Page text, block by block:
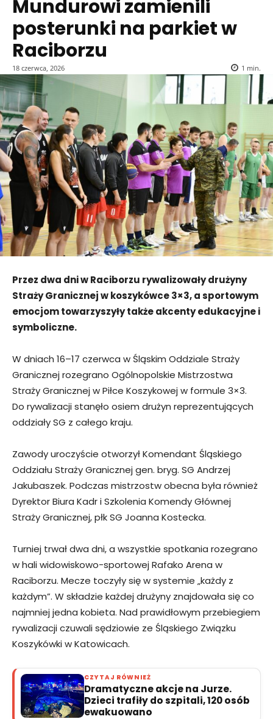
Mundurowi zamienili
posterunki na parkiet w
Raciborzu
18 czerwca, 2026 1 min.
Przez dwa dni w Raciborzu rywalizowały drużyny
Straży Granicznej w koszykówce 3×3, a sportowym
emocjom towarzyszyły także akcenty edukacyjne i
symboliczne.
W dniach 16–17 czerwca w Śląskim Oddziale Straży
Granicznej rozegrano Ogólnopolskie Mistrzostwa
Straży Granicznej w Piłce Koszykowej w formule 3×3.
Do rywalizacji stanęło osiem drużyn reprezentujących
oddziały SG z całego kraju.
Zawody uroczyście otworzył Komendant Śląskiego
Oddziału Straży Granicznej gen. bryg. SG Andrzej
Jakubaszek. Podczas mistrzostw obecna była również
Dyrektor Biura Kadr i Szkolenia Komendy Głównej
Straży Granicznej, płk SG Joanna Kostecka.
Turniej trwał dwa dni, a wszystkie spotkania rozegrano
w hali widowiskowo-sportowej Rafako Arena w
Raciborzu. Mecze toczyły się w systemie „każdy z
każdym”. W składzie każdej drużyny znajdowała się co
najmniej jedna kobieta. Nad prawidłowym przebiegiem
rywalizacji czuwali sędziowie ze Śląskiego Związku
Koszykówki w Katowicach.
CZYTAJ RÓWNIEŻ
Dramatyczne akcje na Jurze.
Dzieci trafiły do szpitali, 120 osób
ewakuowano